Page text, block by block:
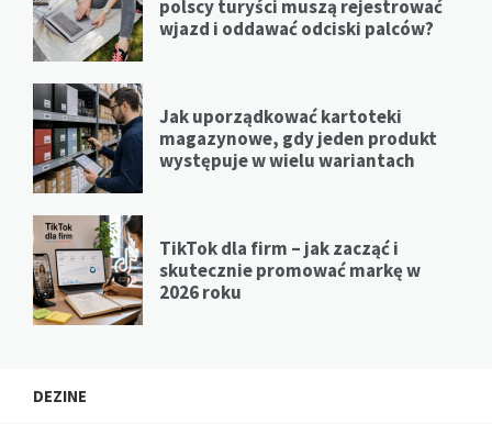
polscy turyści muszą rejestrować
wjazd i oddawać odciski palców?
Jak uporządkować kartoteki
magazynowe, gdy jeden produkt
występuje w wielu wariantach
TikTok dla firm – jak zacząć i
skutecznie promować markę w
2026 roku
DEZINE